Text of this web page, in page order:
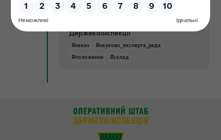
Документ
26.07.2018 року №139 “Про створення
Держекоінспекції”
#наказ
#науково_експерта_рада
#положення
#склад